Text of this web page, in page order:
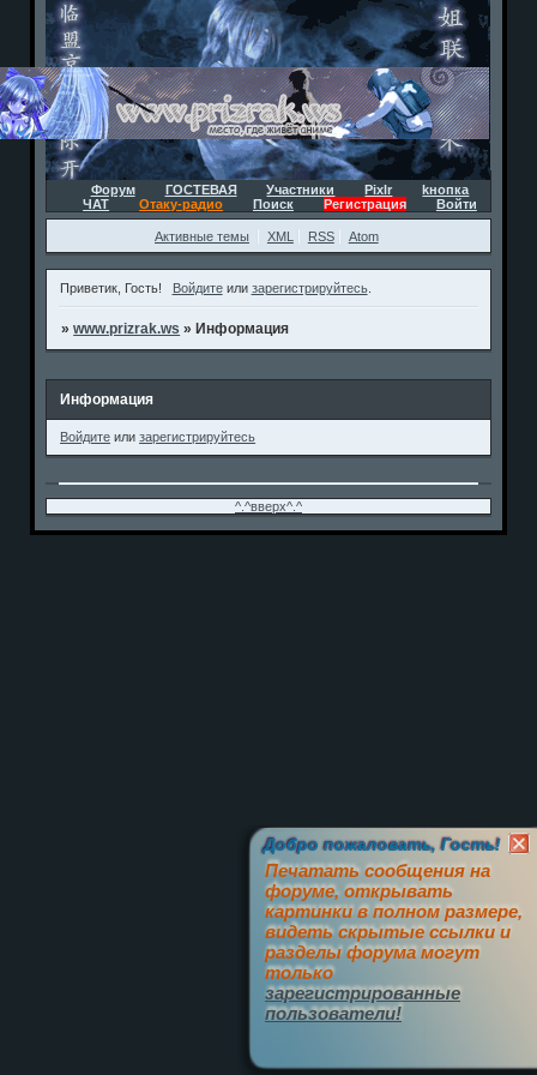
Форум ГОСТЕВАЯ Участники Pixlr
kнопка
ЧАТ
Отаку-радио Поиск Регистрация Войти
Активные темы XML RSS Atom
Приветик, Гость! Войдитеили зарегистрируйтесь.
»www.prizrak.ws » Информация
Информация
Войдите илизарегистрируйтесь
^.^вверх^.^
Добро пожаловать, Гость!
Печатать сообщения на
форуме, открывать
картинки в полном размере,
видеть скрытые ссылки и
разделы форума могут
только
зарегистрированные
пользователи!